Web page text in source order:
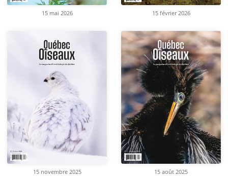
15 mai 2026 15 février 2026
15 novembre 2025 15 août 2025